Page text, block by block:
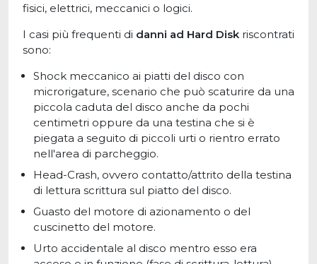
fisici, elettrici, meccanici o logici.
I casi più frequenti di danni ad Hard Disk riscontrati
sono:
Shock meccanico ai piatti del disco con
microrigature, scenario che può scaturire da una
piccola caduta del disco anche da pochi
centimetri oppure da una testina che si è
piegata a seguito di piccoli urti o rientro errato
nell'area di parcheggio.
Head-Crash, ovvero contatto/attrito della testina
di lettura scrittura sul piatto del disco.
Guasto del motore di azionamento o del
cuscinetto del motore.
Urto accidentale al disco mentro esso era